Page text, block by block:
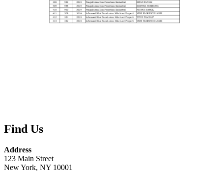
Find Us
Address
123 Main Street
New York, NY 10001